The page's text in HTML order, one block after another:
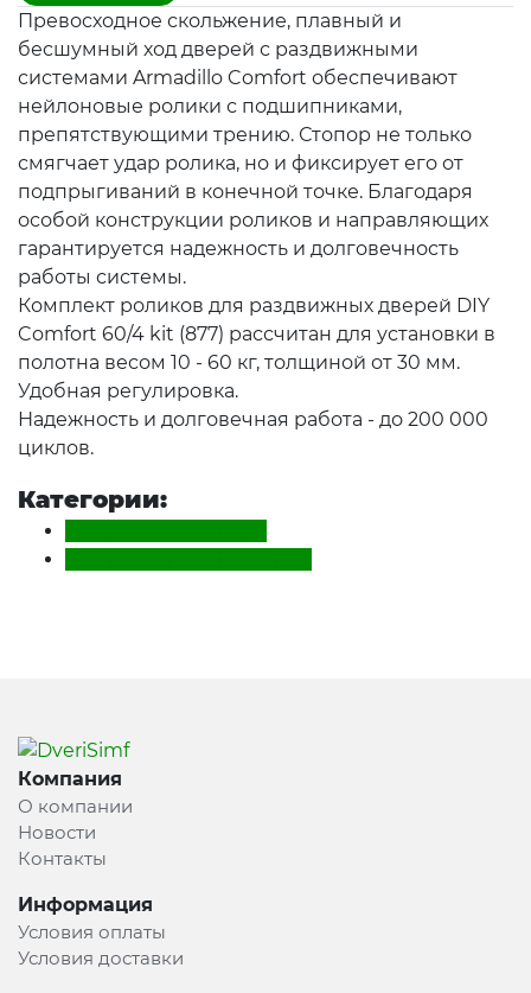
Превосходное скольжение, плавный и
бесшумный ход дверей с раздвижными
системами Armadillo Comfort обеспечивают
нейлоновые ролики с подшипниками,
препятствующими трению. Стопор не только
смягчает удар ролика, но и фиксирует его от
подпрыгиваний в конечной точке. Благодаря
особой конструкции роликов и направляющих
гарантируется надежность и долговечность
работы системы.
Комплект роликов для раздвижных дверей DIY
Comfort 60/4 kit (877) рассчитан для установки в
полотна весом 10 - 60 кг, толщиной от 30 мм.
Удобная регулировка.
Надежность и долговечная работа - до 200 000
циклов.
Категории:
Компания
О компании
Новости
Контакты
Информация
Условия оплаты
Условия доставки